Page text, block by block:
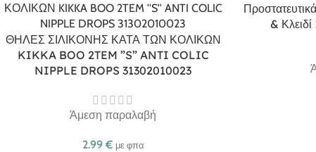
ΘΗΛΕΣ ΣΙΛΙΚΟΝΗΣ ΚΑΤΑ ΤΩΝ ΚΟΛΙΚΩΝ
KIKKA BOO 2TEM ”S” ANTI COLIC
NIPPLE DROPS 31302010023
Άμεση παραλαβή
2.99 € με φπα
&